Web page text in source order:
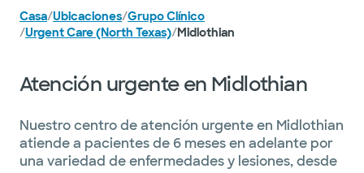
Casa/Ubicaciones/Grupo Clínico
/Urgent Care (North Texas)/Midlothian
Atención urgente en Midlothian
Nuestro centro de atención urgente en Midlothian
atiende a pacientes de 6 meses en adelante por
una variedad de enfermedades y lesiones, desde